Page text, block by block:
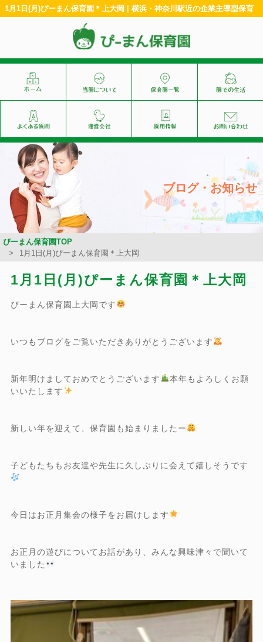
1月1日(月)ぴーまん保育園＊上大岡 | 横浜・神奈川駅近の企業主導型保育
ブログ・お知らせ
ぴーまん保育園TOP
1月1日(月)ぴーまん保育園＊上大岡
1月1日(月)ぴーまん保育園＊上大岡
ぴーまん保育園上大岡です
いつもブログをご覧いただきありがとうございます
新年明けましておめでとうございます
本年もよろしくお願
いいたします
新しい年を迎えて、保育園も始まりましたー
子どもたちもお友達や先生に久しぶりに会えて嬉しそうです
今日はお正月集会の様子をお届けします
お正月の遊びについてお話があり、みんな興味津々で聞いて
いました